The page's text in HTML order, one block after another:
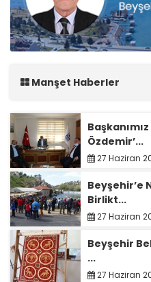
Manşet Haberler
Özdemir’...
27 Haziran
Beyşehir’e
Birlikt...
27 Haziran
Beyşehir
...
27 Haziran